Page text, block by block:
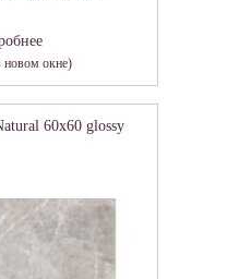
новом окне)
60х60 glossy